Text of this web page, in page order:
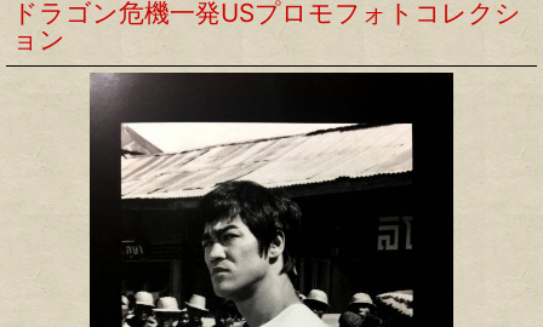
ドラゴン危機一発USプロモフォトコレクシ
ョン